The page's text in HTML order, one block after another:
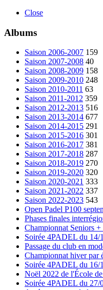
Close
Albums
Saison 2006-2007 159
Saison 2007-2008 40
Saison 2008-2009 158
Saison 2009-2010 248
Saison 2010-2011 63
Saison 2011-2012 359
Saison 2012-2013 516
Saison 2013-2014 677
Saison 2014-2015 291
Saison 2015-2016 301
Saison 2016-2017 381
Saison 2017-2018 287
Saison 2018-2019 270
Saison 2019-2020 320
Saison 2020-2021 333
Saison 2021-2022 337
Saison 2022-2023 543
Open Padel P100
Phases finales
Championnat Seniors
Soirée 4PADEL du 14/
Passage du club en
Championnat hiver par
Soirée 4PADEL du 16/
Noël 2022 de l'École
Soirée 4PADEL du 27/